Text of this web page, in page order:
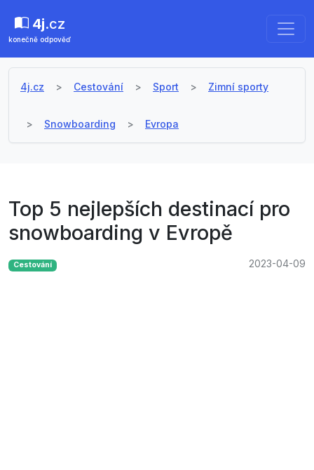
4j.cz
konečně odpověď
4j.cz Cestování Sport Zimní sporty
Snowboarding Evropa
Top 5 nejlepších destinací pro
snowboarding v Evropě
Cestování 2023-04-09